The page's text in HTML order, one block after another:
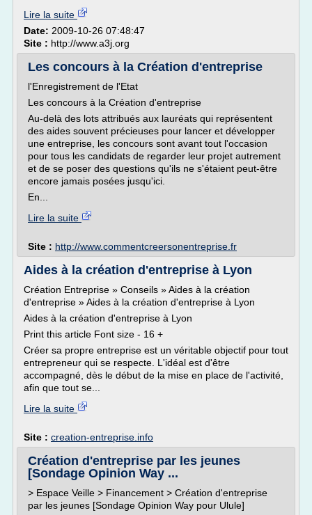
Lire la suite
Date: 2009-10-26 07:48:47
Site : http://www.a3j.org
Les concours à la Création d'entreprise
l'Enregistrement de l'Etat
Les concours à la Création d'entreprise
Au-delà des lots attribués aux lauréats qui représentent
des aides souvent précieuses pour lancer et développer
une entreprise, les concours sont avant tout l'occasion
pour tous les candidats de regarder leur projet autrement
et de se poser des questions qu'ils ne s'étaient peut-être
encore jamais posées jusqu'ici.
En...
Lire la suite
Site : http://www.commentcreersonentreprise.fr
Aides à la création d'entreprise à Lyon
Création Entreprise » Conseils » Aides à la création
d'entreprise » Aides à la création d'entreprise à Lyon
Aides à la création d'entreprise à Lyon
Print this article Font size - 16 +
Créer sa propre entreprise est un véritable objectif pour tout
entrepreneur qui se respecte. L'idéal est d'être
accompagné, dès le début de la mise en place de l'activité,
afin que tout se...
Lire la suite
Site : creation-entreprise.info
Création d'entreprise par les jeunes
[Sondage Opinion Way ...
> Espace Veille > Financement > Création d'entreprise
par les jeunes [Sondage Opinion Way pour Ulule]